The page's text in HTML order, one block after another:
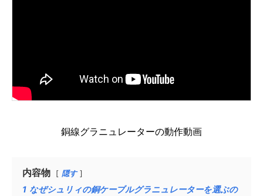
銅線グラニュレーターの動作動画
内容物 隠す
1 なぜシュリィの銅ケーブルグラニュレーターを選ぶの